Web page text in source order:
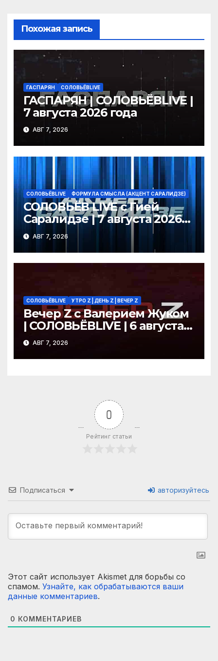
s
ni
ki
ь
Похожая запись
ГАСПАРЯН СОЛОВЬЁВLIVE
ГАСПАРЯН | СОЛОВЬЁВLIVE |
7 августа 2026 года
АВГ 7, 2026
СОЛОВЬЁВLIVE ФОРМУЛА СМЫСЛА (АКЦЕНТ САРАЛИДЗЕ)
СОЛОВЬЁВ LIVE с Гией
Саралидзе | 7 августа 2026
года
АВГ 7, 2026
СОЛОВЬЁВLIVE УТРО Z | ДЕНЬ Z | ВЕЧЕР Z
Вечер Z с Валерием Жуком
| СОЛОВЬЁВLIVE | 6 августа
2026 года
АВГ 7, 2026
0
Рейтинг статьи
Подписаться авторизуйтесь
Этот сайт использует Akismet для борьбы со
спамом. Узнайте, как обрабатываются ваши
данные комментариев.
0 КОММЕНТАРИЕВ